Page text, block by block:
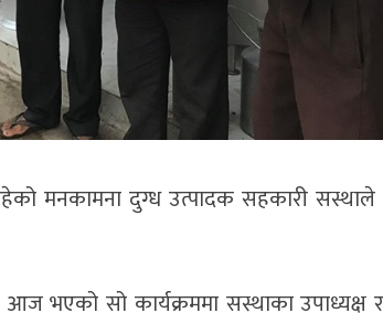
मनकामना दुग्ध उत्पादक सहकारी
भएको सो कार्यक्रममा सस्थाका उपाध्यक्ष